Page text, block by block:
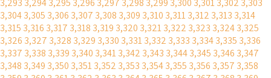
3,293 3,2943,295 3,296 3,297 3,298 3,299 3,300 3,3013,302 3,303
3,3043,305 3,306 3,307 3,308 3,309 3,310 3,3113,312 3,313 3,314
3,315 3,316 3,317 3,318 3,319 3,320 3,3213,322 3,323 3,3243,325
3,326 3,327 3,328 3,329 3,330 3,3313,332 3,333 3,3343,335 3,336
3,337 3,338 3,339 3,340 3,3413,342 3,343 3,3443,345 3,346 3,347
3,348 3,349 3,350 3,3513,352 3,353 3,3543,355 3,356 3,357 3,358